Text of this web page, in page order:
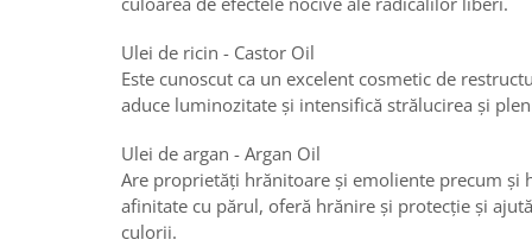
Ulei de ricin - Castor Oil
Este cunoscut ca un excelent cosmetic de
aduce luminozitate și intensifică strălucirea și
Ulei de argan - Argan Oil
Are proprietăți hrănitoare și emoliente precum și
afinitate cu părul, oferă hrănire și protecție și
culorii.